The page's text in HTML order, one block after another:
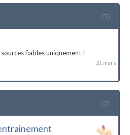
fiables uniquement !